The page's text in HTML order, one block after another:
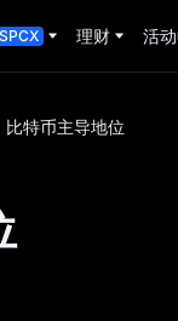
SPCX 理财 活
比特币主导地位